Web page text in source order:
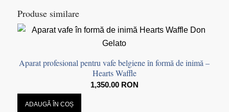
Produse similare
Aparat profesional pentru vafe belgiene în formă de inimă –
Hearts Waffle
1,350.00 RON
ADAUGĂ ÎN COȘ